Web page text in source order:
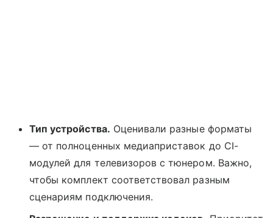
Тип устройства. Оценивали разные форматы
— от полноценных медиаприставок до CI-
модулей для телевизоров с тюнером. Важно,
чтобы комплект соответствовал разным
сценариям подключения.